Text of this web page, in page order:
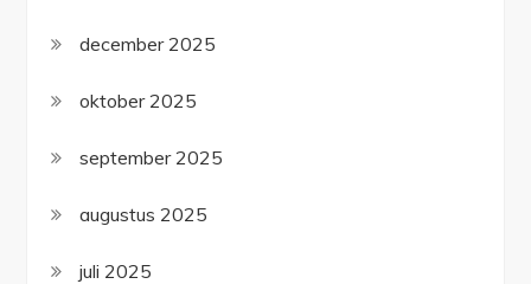
december 2025
oktober 2025
september 2025
augustus 2025
juli 2025